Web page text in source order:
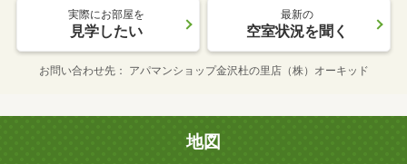
実際にお部屋を
見学したい
最新の
空室状況を聞く
お問い合わせ先 アパマンショップ金沢杜の里店（株）オーキッド
地図